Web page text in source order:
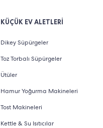
KÜÇÜK EV ALETLERİ
Dikey Süpürgeler
Toz Torbalı Süpürgeler
Ütüler
Hamur Yoğurma Makineleri
Tost Makineleri
Kettle & Su Isıtıcılar